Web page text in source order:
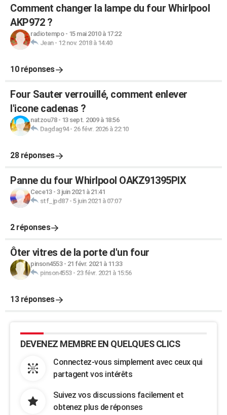
Comment changer la lampe du four Whirlpool
AKP972 ?
radiotempo- 15 mai 2010 à 17:22
Jean- 12 nov. 2018 à 14:40
10 réponses
Four Sauter verrouillé, comment enlever
l'icone cadenas ?
natzou78- 13 sept. 2009 à 18:56
Dagdag94- 26 févr. 2026 à 22:10
28 réponses
Panne du four Whirlpool OAKZ91395PIX
Cece13- 3 juin 2021 à 21:41
stf_jpd87- 5 juin 2021 à 07:07
2 réponses
Ôter vitres de la porte d'un four
pinson4553- 21 févr. 2021 à 11:33
pinson4553- 23 févr. 2021 à 15:56
13 réponses
DEVENEZ MEMBRE EN QUELQUES CLICS
Connectez-vous simplement avec ceux qui
partagent vos intérêts
Suivez vos discussions facilement et
obtenez plus de réponses